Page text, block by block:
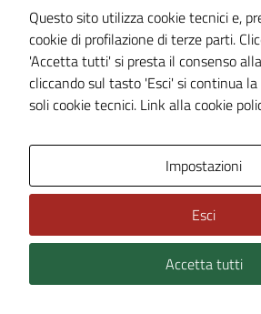
Accesso all'informazione
LEGGI DI PIÙ
Questo sito utilizza cookie tecnici e,
cookie di profilazione di terze parti.
'Accetta tutti' si presta il consenso
cliccando sul tasto 'Esci' si continua
soli cookie tecnici. Link alla cookie
Impostazioni
Esci
Accetta tutti